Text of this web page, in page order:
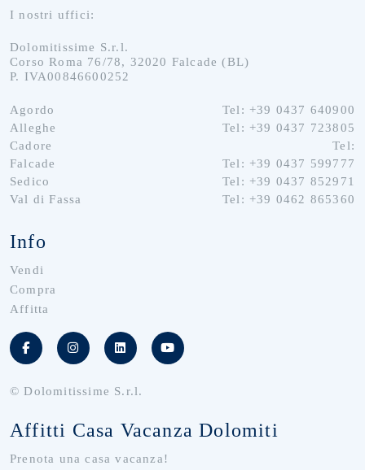
I nostri uffici:
Dolomitissime S.r.l.
Corso Roma 76/78, 32020 Falcade (BL)
P. IVA00846600252
Agordo
Tel: +39 0437 640900
Alleghe
Tel: +39 0437 723805
Cadore
Tel:
Falcade
Tel: +39 0437 599777
Sedico
Tel: +39 0437 852971
Val di Fassa
Tel: +39 0462 865360
Info
Vendi
Compra
Affitta
© Dolomitissime S.r.l.
Affitti Casa Vacanza Dolomiti
Prenota una casa vacanza!